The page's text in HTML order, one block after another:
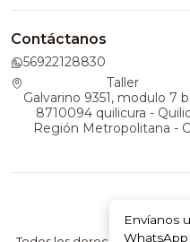
Contáctanos
56922128830
Taller
Galvarino 9351, modulo 7
8710094 quilicura -
Región Metropolitana -
2026
Envíanos
WhatsApp